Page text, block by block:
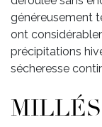
généreusement
ont
précipitations
sécheresse